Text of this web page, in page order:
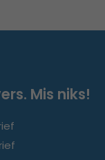
Mis niks!